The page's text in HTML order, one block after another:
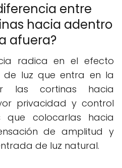
entre
hacia adentro
afuera?
radica en el efecto
luz que entra en la
las cortinas hacia
privacidad y control
colocarlas hacia
de amplitud y
de luz natural.